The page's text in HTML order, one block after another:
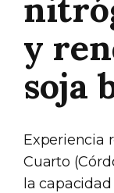
y
soja
Experiencia
Cuarto
la